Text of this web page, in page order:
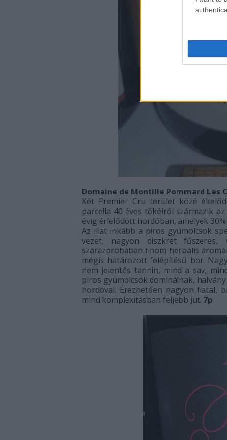
Domaine de Montille Pommard Les
Két Premier Cru terület közé
parcella 40 éves tőkéiről származik
évig érlelődött hordóban, amelyek
Az illat inkább a piros gyümölcsök
vezet, nagyon diszkrét
szárazpróbában finom herbális
mégis határozott felépítésű bor.
nem jelentős tannin, mind a sav,
piros gyümölcsök dominálnak,
hordóval. Érezhetően nagyon fiatal,
mind komplexitásban feljebb jut. 7p